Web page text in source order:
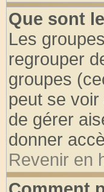
Que sont
Les
regrouper
groupes
peut se
de gérer
donner
Revenir en